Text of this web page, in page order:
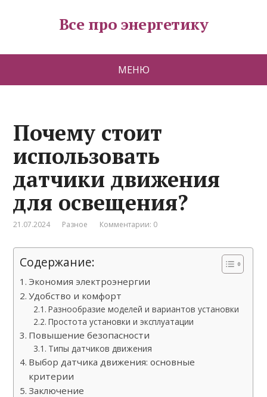
Все про энергетику
МЕНЮ
Почему стоит
использовать
датчики движения
для освещения?
21.07.2024 Разное Комментарии: 0
Содержание:
Экономия электроэнергии
Удобство и комфорт
Разнообразие моделей и вариантов установки
Простота установки и эксплуатации
Повышение безопасности
Типы датчиков движения
Выбор датчика движения: основные
критерии
Заключение